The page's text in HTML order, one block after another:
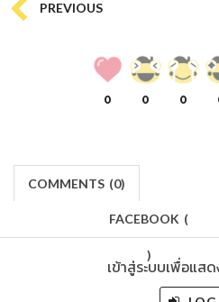
PREVIOUS
0 0 0
COMMENTS (0)
FACEBOOK (
)
เข้าสู่ระบบเพื่อแส